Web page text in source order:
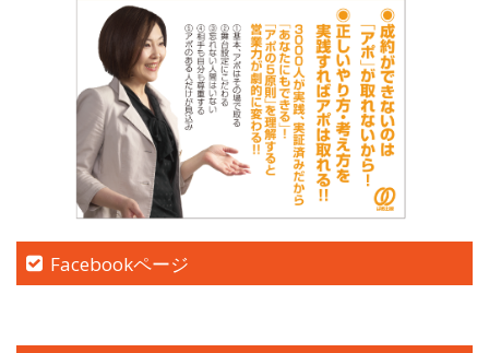
Facebookページ